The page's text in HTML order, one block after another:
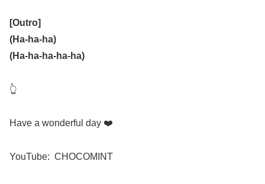
[Outro]
(Ha-ha-ha)
(Ha-ha-ha-ha-ha)
👆
Have a wonderful day ❤️
YouTube: CHOCOMINT